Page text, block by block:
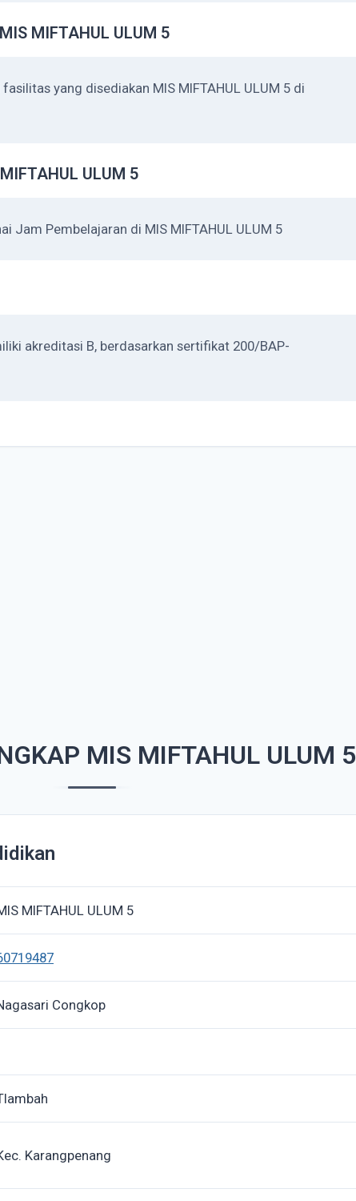
MIFTAHUL ULUM 5
yang disediakan MIS MIFTAHUL ULUM 5 di
ULUM 5
Jam Pembelajaran di MIS MIFTAHUL ULUM 5
akreditasi B, berdasarkan sertifikat 200/BAP-
MIS MIFTAHUL ULUM 5
MIFTAHUL ULUM 5
Congkop
Karangpenang